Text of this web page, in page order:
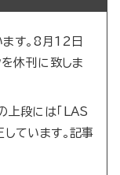
す。8月12日
を休刊に致しま
段には「LAS
ています。記事